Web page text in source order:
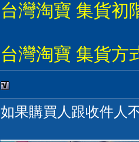
台灣淘寶 集貨初
台灣淘寶 集貨方
如果購買人跟收件人